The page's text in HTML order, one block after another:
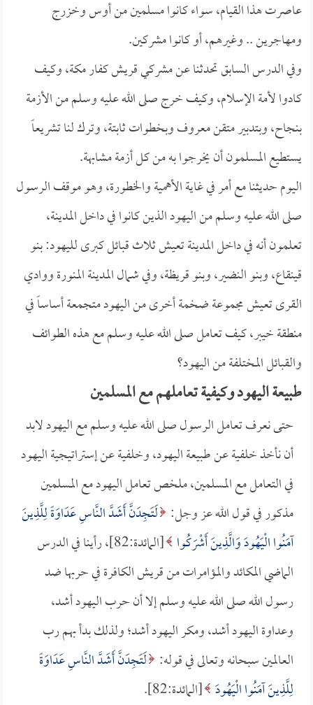
عاصرت هذا القيام، سواء كانوا مسلمين من أوس وخزرج
ومهاجرين .. وغيرهم، أو كانوا مشركين.
وفي الدرس السابق تحدثنا عن مشركي قريش كفار مكة، وكيف
كادوا لأمة الإسلام، وكيف خرج صلى الله عليه وسلم من الأزمة
بنجاح، وبتدبير متقن معروف وبخطوات ثابتة، وترك لنا تشريعاً
يستطيع المسلمون أن يخرجوا به من كل أزمة مشابهة.
اليوم حديثنا مع أمر في غاية الأهمية والخطورة، وهو موقف الرسول
صلى الله عليه وسلم من اليهود الذين كانوا في داخل المدينة،
تعلمون أنه في داخل المدينة تعيش ثلاث قبائل كبرى لليهود: بنو
قينقاع، وبنو النضير، وبنو قريظة، وفي شمال المدينة المنورة ووادي
القرى تعيش مجموعة ضخمة أخرى من اليهود متجمعة أساساً في
منطقة خيبر، كيف تعامل صلى الله عليه وسلم مع هذه الطوائف
والقبائل المختلفة من اليهود؟
طبيعة اليهود وكيفية تعاملهم مع المسلمين
حتى نعرف تعامل الرسول صلى الله عليه وسلم مع اليهود لابد
أن نأخذ خلفية عن طبيعة اليهود، وخلفية عن إستراتيجية اليهود
في التعامل مع المسلمين، ملخص تعامل اليهود مع المسلمين
مذكور في قول الله عز وجل: لَتَجِدَنَّ أَشَدَّ النَّاسِ عَدَاوَةً لِلَّذِينَ
آمَنُوا الْيَهُودَ وَالَّذِينَ أَشْرَكُوا
[المائدة:82]، رأينا في الدرس
الماضي المكائد والمؤامرات من قريش الكافرة في حربها ضد
رسول الله صلى الله عليه وسلم إلا أن حرب اليهود أشد،
وعداوة اليهود أشد، ومكر اليهود أشد؛ ولذلك بدأ بهم رب
العالمين سبحانه وتعالى في قوله: لَتَجِدَنَّ أَشَدَّ النَّاسِ عَدَاوَةً
لِلَّذِينَ آمَنُوا الْيَهُودَ [المائدة:82].